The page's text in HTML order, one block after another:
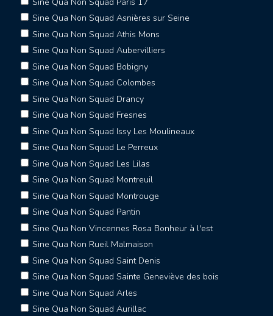
Sine Qua Non Squad Asnières sur Seine
Sine Qua Non Squad Athis Mons
Sine Qua Non Squad Aubervilliers
Sine Qua Non Squad Bobigny
Sine Qua Non Squad Colombes
Sine Qua Non Squad Drancy
Sine Qua Non Squad Fresnes
Sine Qua Non Squad Issy Les Moulineaux
Sine Qua Non Squad Le Perreux
Sine Qua Non Squad Les Lilas
Sine Qua Non Squad Montreuil
Sine Qua Non Squad Montrouge
Sine Qua Non Squad Pantin
Sine Qua Non Vincennes Rosa Bonheur à l'est
Sine Qua Non Rueil Malmaison
Sine Qua Non Squad Saint Denis
Sine Qua Non Squad Sainte Geneviève des bois
Sine Qua Non Squad Arles
Sine Qua Non Squad Aurillac